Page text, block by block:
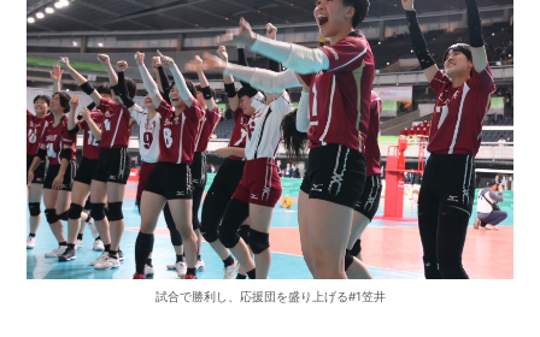
試合で勝利し、応援団を盛り上げる#1笠井